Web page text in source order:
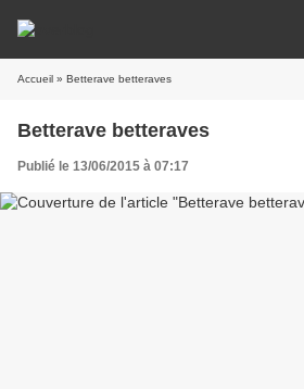
Accueil » Betterave betteraves
Betterave betteraves
Publié le 13/06/2015 à 07:17